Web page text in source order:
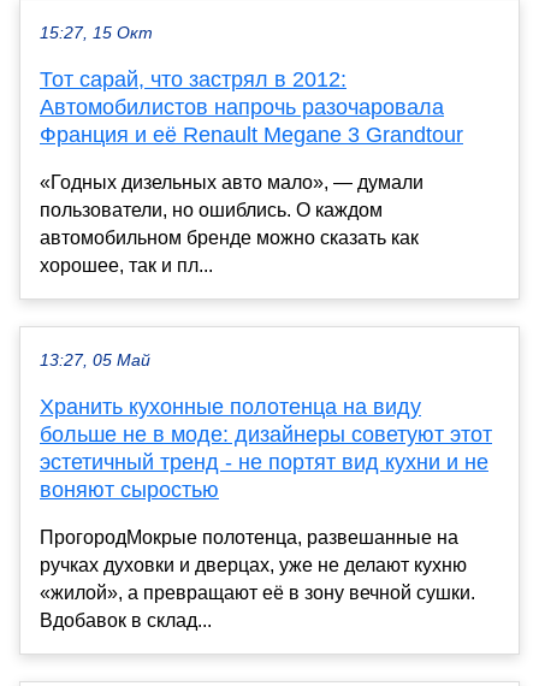
15:27, 15 Окт
Тот сарай, что застрял в 2012:
Автомобилистов напрочь разочаровала
Франция и её Renault Megane 3 Grandtour
«Годных дизельных авто мало», — думали
пользователи, но ошиблись. О каждом
автомобильном бренде можно сказать как
хорошее, так и пл...
13:27, 05 Май
Хранить кухонные полотенца на виду
больше не в моде: дизайнеры советуют этот
эстетичный тренд - не портят вид кухни и не
воняют сыростью
ПрогородМокрые полотенца, развешанные на
ручках духовки и дверцах, уже не делают кухню
«жилой», а превращают её в зону вечной сушки.
Вдобавок в склад...